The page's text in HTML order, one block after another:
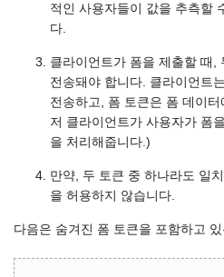
적인 사용자들이 값을 추측할
다.
클라이언트가 폼을 제출할 때,
전송돼야 합니다. 클라이언트
전송하고, 폼 토큰은 폼 데이
저 클라이언트가 사용자가 폼
을 처리해줍니다.)
만약, 두 토큰 중 하나라도 일
을 허용하지 않습니다.
다음은 숨겨진 폼 토큰을 포함하고